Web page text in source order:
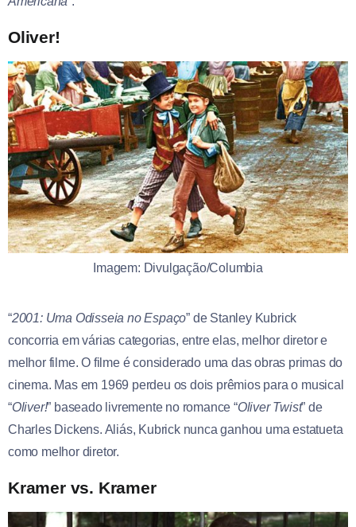
Oliver!
Imagem: Divulgação/Columbia
“2001: Uma Odisseia no Espaço” de Stanley Kubrick
concorria em várias categorias, entre elas, melhor diretor e
melhor filme. O filme é considerado uma das obras primas do
cinema. Mas em 1969 perdeu os dois prêmios para o musical
“Oliver!” baseado livremente no romance “Oliver Twist” de
Charles Dickens. Aliás, Kubrick nunca ganhou uma estatueta
como melhor diretor.
Kramer vs. Kramer